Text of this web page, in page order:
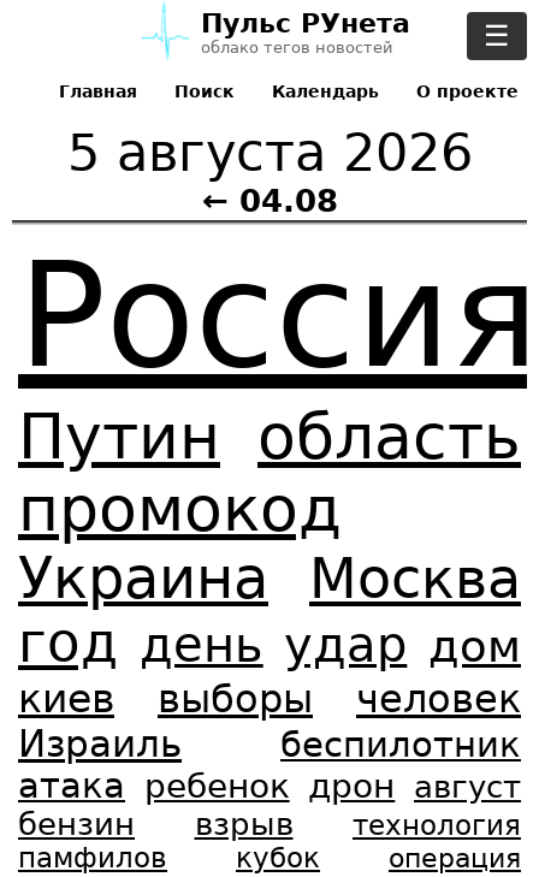
Пульс РУнета
облако тегов новостей
Главная Поиск Календарь О проекте
5 августа 2026
← 04.08
☰
Россия
Путин
область
промокод
Украина Москва
год день удар дом
киев выборы
человек
Израиль
беспилотник
атака
ребенок дрон
август
бензин
взрыв
технология
памфилов
кубок операция